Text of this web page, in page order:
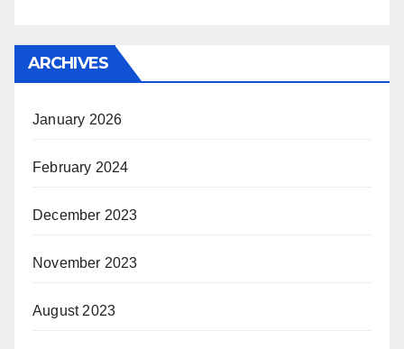
ARCHIVES
January 2026
February 2024
December 2023
November 2023
August 2023